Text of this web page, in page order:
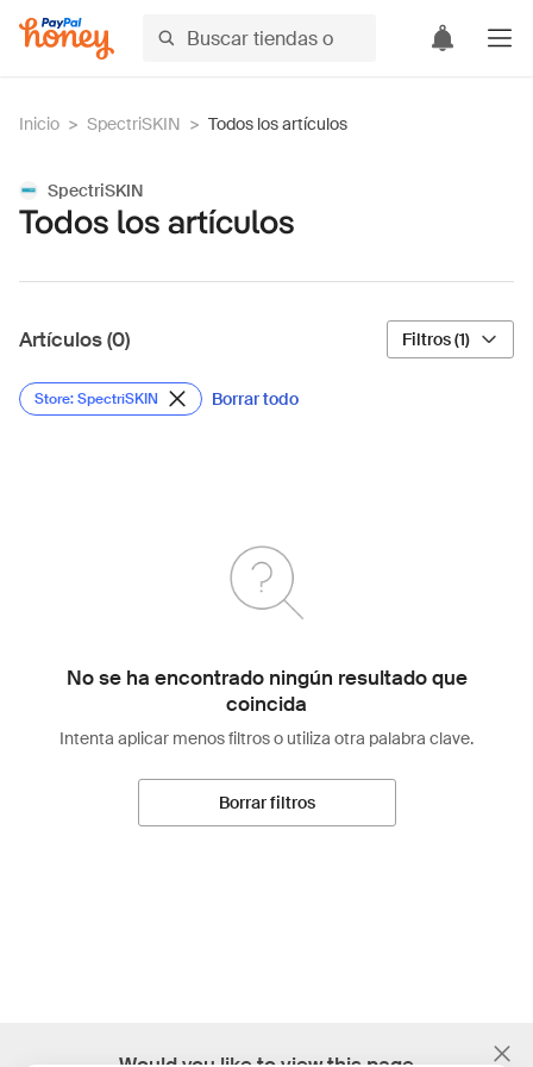
Inicio > SpectriSKIN > Todos los artículos
SpectriSKIN
Todos los artículos
Artículos (0) Filtros (1)
Store: SpectriSKIN Borrar todo
No se ha encontrado ningún resultado que
coincida
Intenta aplicar menos filtros o utiliza otra palabra clave.
Borrar filtros